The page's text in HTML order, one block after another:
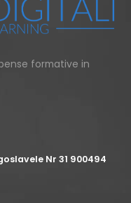
formative in
Nr 31 900494